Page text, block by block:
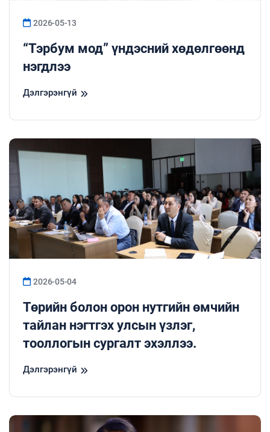
2026-05-13
“Тэрбум мод” үндэсний хөдөлгөөнд
нэгдлээ
Дэлгэрэнгүй
2026-05-04
Төрийн болон орон нутгийн өмчийн
тайлан нэгтгэх улсын үзлэг,
тооллогын сургалт эхэллээ.
Дэлгэрэнгүй